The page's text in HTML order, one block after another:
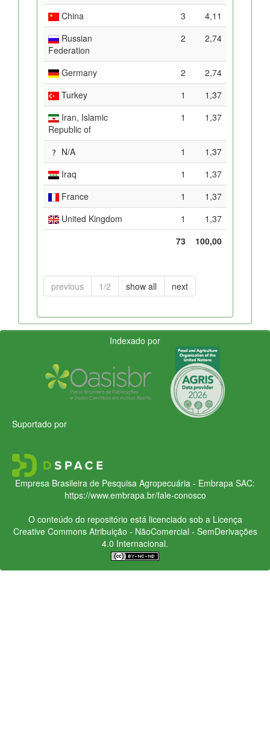
China 3
4,11
Russian
Federation
2 2,74
Germany 2
2,74
Turkey
1
1,37
Iran, Islamic
Republic of
1 1,37
N/A 1
1,37
Iraq
1
1,37
France
1
1,37
United Kingdom
1
1,37
73
100,00
previous 1/2 show all next
Indexado por
Suportado por
Empresa Brasileira de Pesquisa Agropecuária - Embrapa SAC:
https://www.embrapa.br/fale-conosco
O conteúdo do repositório está licenciado sob a Licença
Creative CommonsAtribuição - NãoComercial - SemDerivações
4.0 Internacional.